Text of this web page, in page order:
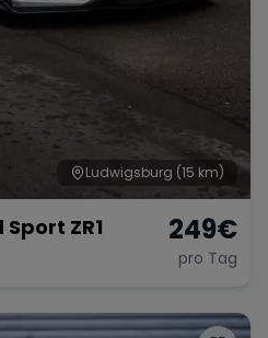
Ludwigsburg (15 km)
ZR1 249€
pro Tag